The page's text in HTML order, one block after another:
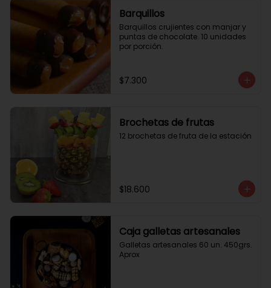
Barquillos
Barquillos crujientes con manjar y
puntas de chocolate. 10 unidades
por porción.
$7.300
Brochetas de frutas
12 brochetas de fruta de la estación
$18.600
Caja galletas artesanales
Galletas artesanales 60 un. 450grs.
Aprox